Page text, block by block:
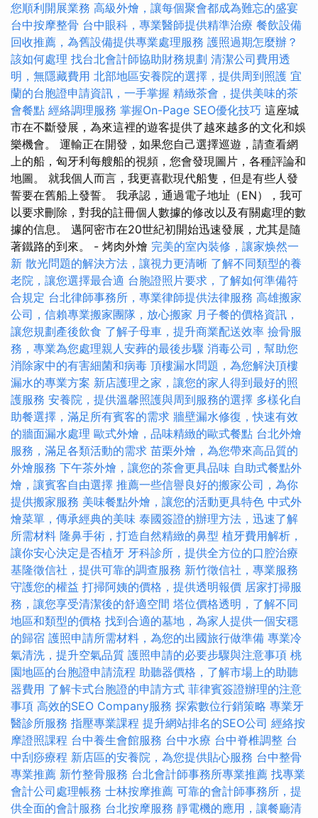
您順利開展業務 高級外燴，讓每個聚會都成為難忘的盛宴
台中按摩整骨 台中眼科，專業醫師提供精準治療 餐飲設備
回收推薦，為舊設備提供專業處理服務 護照過期怎麼辦？
該如何處理 找台北會計師協助財務規劃 清潔公司費用透
明，無隱藏費用 北部地區安養院的選擇，提供周到照護 宜
蘭的台胞證申請資訊，一手掌握 精緻茶會，提供美味的茶
會餐點 經絡調理服務 掌握On-Page SEO優化技巧 這座城
市在不斷發展，為來這裡的遊客提供了越來越多的文化和娛
樂機會。 運輸正在開發，如果您自己選擇巡遊，請查看網
上的船，匈牙利每艘船的視頻，您會發現圖片，各種評論和
地圖。 就我個人而言，我更喜歡現代船隻，但是有些人發
誓要在舊船上發誓。 我承認，通過電子地址（EN），我可
以要求刪除，對我的註冊個人數據的修改以及有關處理的數
據的信息。 邁阿密市在20世紀初開始迅速發展，尤其是隨
著鐵路的到來。 - 烤肉外燴 完美的室內裝修，讓家焕然一
新 散光問題的解決方法，讓視力更清晰 了解不同類型的養
老院，讓您選擇最合適 台胞證照片要求，了解如何準備符
合規定 台北律師事務所，專業律師提供法律服務 高雄搬家
公司，信賴專業搬家團隊，放心搬家 月子餐的價格資訊，
讓您規劃產後飲食 了解子母車，提升商業配送效率 撿骨服
務，專業為您處理親人安葬的最後步驟 消毒公司，幫助您
消除家中的有害細菌和病毒 頂樓漏水問題，為您解決頂樓
漏水的專業方案 新店護理之家，讓您的家人得到最好的照
護服務 安養院，提供溫馨照護與周到服務的選擇 多樣化自
助餐選擇，滿足所有賓客的需求 牆壁漏水修復，快速有效
的牆面漏水處理 歐式外燴，品味精緻的歐式餐點 台北外燴
服務，滿足各類活動的需求 苗栗外燴，為您帶來高品質的
外燴服務 下午茶外燴，讓您的茶會更具品味 自助式餐點外
燴，讓賓客自由選擇 推薦一些信譽良好的搬家公司，為你
提供搬家服務 美味餐點外燴，讓您的活動更具特色 中式外
燴菜單，傳承經典的美味 泰國簽證的辦理方法，迅速了解
所需材料 隆鼻手術，打造自然精緻的鼻型 植牙費用解析，
讓你安心決定是否植牙 牙科診所，提供全方位的口腔治療
基隆徵信社，提供可靠的調查服務 新竹徵信社，專業服務
守護您的權益 打掃阿姨的價格，提供透明報價 居家打掃服
務，讓您享受清潔後的舒適空間 塔位價格透明，了解不同
地區和類型的價格 找到合適的墓地，為家人提供一個安穩
的歸宿 護照申請所需材料，為您的出國旅行做準備 專業冷
氣清洗，提升空氣品質 護照申請的必要步驟與注意事項 桃
園地區的台胞證申請流程 助聽器價格，了解市場上的助聽
器費用 了解卡式台胞證的申請方式 菲律賓簽證辦理的注意
事項 高效的SEO Company服務 探索數位行銷策略 專業牙
醫診所服務 指壓專業課程 提升網站排名的SEO公司 經絡按
摩證照課程 台中養生會館服務 台中水療 台中脊椎調整 台
中刮痧療程 新店區的安養院，為您提供貼心服務 台中整骨
專業推薦 新竹整骨服務 台北會計師事務所專業推薦 找專業
會計公司處理帳務 士林按摩推薦 可靠的會計師事務所，提
供全面的會計服務 台北按摩服務 靜電機的應用，讓餐廳清